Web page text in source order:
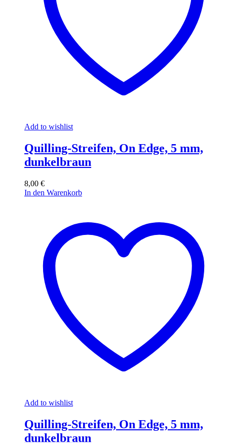
Add to wishlist
Quilling-Streifen, On Edge, 5 mm,
dunkelbraun
8,00 €
In den Warenkorb
Add to wishlist
Quilling-Streifen, On Edge, 5 mm,
dunkelbraun